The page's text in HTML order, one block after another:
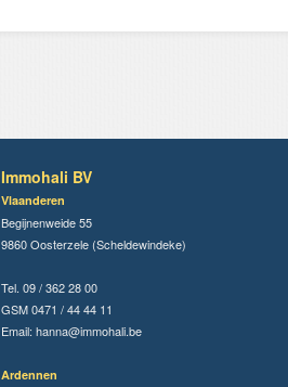
Immohali BV
Vlaanderen
Begijnenweide 55
9860 Oosterzele (Scheldewindeke)
Tel. 09 / 362 28 00
GSM 0471 / 44 44 11
Email: hanna@immohali.be
Ardennen